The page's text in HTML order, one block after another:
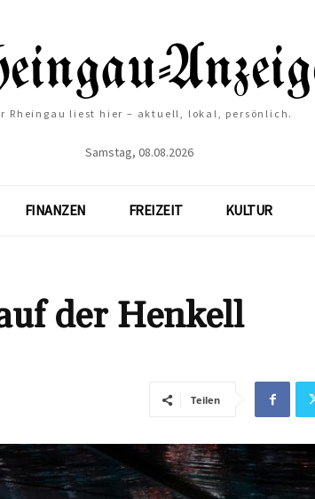
Rheingau liest hier – aktuell, lokal, persönlich.
Samstag, 08.08.2026
FINANZEN FREIZEIT KULTUR
der Henkell
Teilen